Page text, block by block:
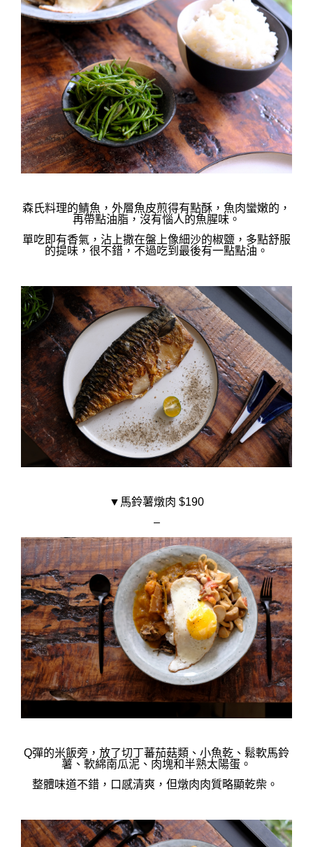
森氏料理的鲭魚， 外層魚皮煎得有點酥，魚肉蠻嫩的，
再帶點油脂，沒有惱人的魚腥味。
單吃即有香氣，沾上撒在盤上像細沙的椒鹽，多點舒服
的提味，很不錯，不過吃到最後有一點點油。
▼馬鈴薯燉肉 $190
–
Q彈的米飯旁，放了切丁蕃茄菇類、小魚乾、鬆軟馬鈴
薯、軟綿南瓜泥、肉塊和半熟太陽蛋。
整體味道不錯， 口感清爽，但燉肉肉質略顯乾柴。